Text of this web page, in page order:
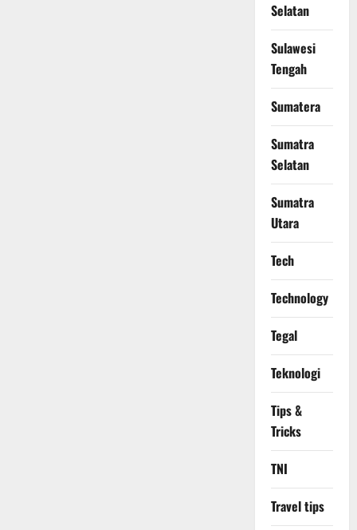
Selatan
Sulawesi
Tengah
Sumatera
Sumatra
Selatan
Sumatra
Utara
Tech
Technology
Tegal
Teknologi
Tips &
Tricks
TNI
Travel tips